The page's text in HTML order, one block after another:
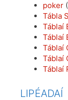
poker
Tábla
Táblaí
Táblaí
Táblaí
Táblaí
Táblaí
LIPÉADAÍ